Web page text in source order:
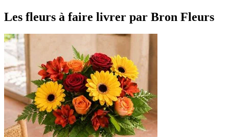
Les fleurs à faire livrer par Bron Fleurs